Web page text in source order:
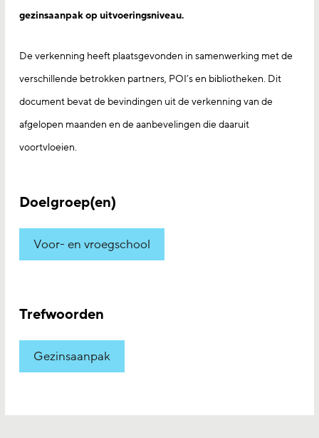
gezinsaanpak op uitvoeringsniveau.
De verkenning heeft plaatsgevonden in samenwerking met de
verschillende betrokken partners, POI’s en bibliotheken. Dit
document bevat de bevindingen uit de verkenning van de
afgelopen maanden en de aanbevelingen die daaruit
voortvloeien.
Doelgroep(en)
Voor- en vroegschool
Trefwoorden
Gezinsaanpak